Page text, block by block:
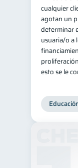
cualquier
agotan un
determinar
usuaria/o a
esto se le